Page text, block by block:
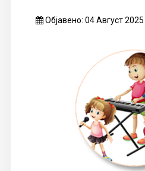
Објавено: 04 Август 2025